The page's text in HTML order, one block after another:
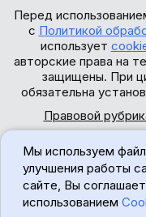
Перед
с Политикой
использует
авторские права на
защищены. При
обязательна
Правовой
Мы используем
улучшения работы
сайте, Вы
использованием